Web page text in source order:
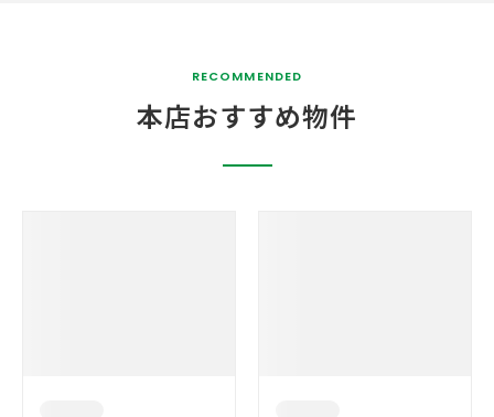
RECOMMENDED
本店おすすめ物件